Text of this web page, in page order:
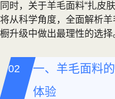
同时，关于羊毛面料“扎皮
将从科学角度，全面解析
橱升级中做出最理性的选择
一、羊毛面料
体验